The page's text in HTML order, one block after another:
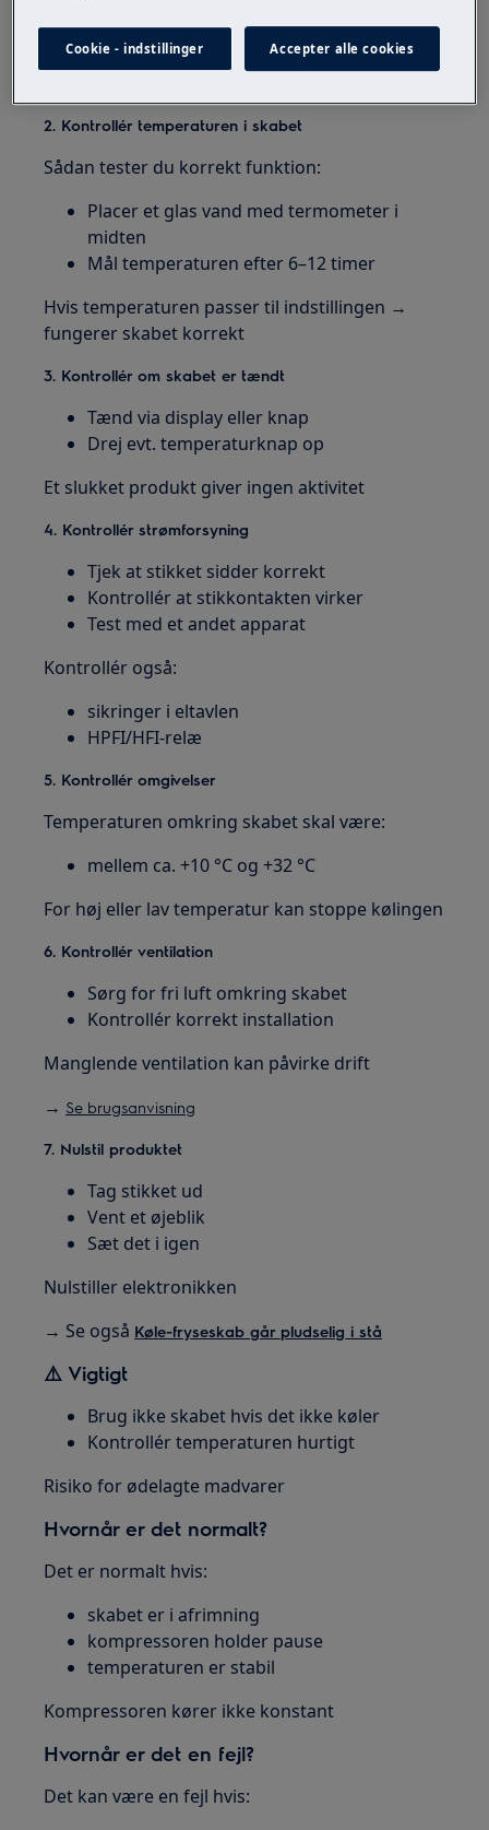
minutter
2. Kontrollér temperaturen i skabet
Sådan tester du korrekt funktion:
Placer et glas vand med termometer i
midten
Mål temperaturen efter 6–12 timer
Hvis temperaturen passer til indstillingen →
fungerer skabet korrekt
3. Kontrollér om skabet er tændt
Tænd via display eller knap
Drej evt. temperaturknap op
Et slukket produkt giver ingen aktivitet
4. Kontrollér strømforsyning
Tjek at stikket sidder korrekt
Kontrollér at stikkontakten virker
Test med et andet apparat
Kontrollér også:
sikringer i eltavlen
HPFI/HFI-relæ
5. Kontrollér omgivelser
Temperaturen omkring skabet skal være:
mellem ca. +10 °C og +32 °C
For høj eller lav temperatur kan stoppe kølingen
6. Kontrollér ventilation
Sørg for fri luft omkring skabet
Kontrollér korrekt installation
Manglende ventilation kan påvirke drift
→ Se brugsanvisning
7. Nulstil produktet
Tag stikket ud
Vent et øjeblik
Sæt det i igen
Nulstiller elektronikken
→ Se også Køle-fryseskab går pludselig i stå
⚠️ Vigtigt
Brug ikke skabet hvis det ikke køler
Kontrollér temperaturen hurtigt
Risiko for ødelagte madvarer
Hvornår er det normalt?
Det er normalt hvis:
skabet er i afrimning
kompressoren holder pause
temperaturen er stabil
Kompressoren kører ikke konstant
Hvornår er det en fejl?
Det kan være en fejl hvis:
Cookie - indstillinger Accepter alle cookies